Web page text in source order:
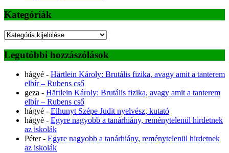
Kategóriák
Kategóriák
Legutóbbi hozzászólások
hágyé - Härtlein Károly: Brutális fizika, avagy amit a tanterem
elbír – Rubens cső
geza - Härtlein Károly: Brutális fizika, avagy amit a tanterem
elbír – Rubens cső
hágyé - Elhunyt Szépe Judit nyelvész, kutató
hágyé - Egyre nagyobb a tanárhiány, reménytelenül hirdetnek
az iskolák
Péter- Egyre nagyobb a tanárhiány, reménytelenül hirdetnek
az iskolák